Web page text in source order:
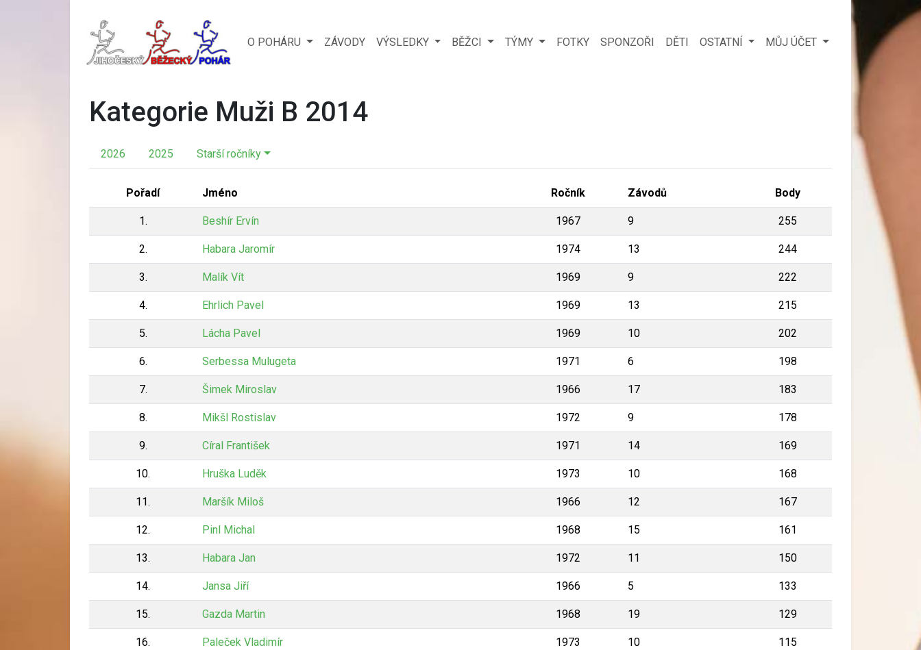
O POHÁRU ZÁVODY VÝSLEDKY BĚŽCI TÝMY FOTKY SPONZOŘI DĚTI OSTATNÍ MŮJ ÚČET
Kategorie Muži B 2014
2026 2025 Starší ročníky
Pořadí Jméno Ročník Závodů Body
1. Beshír Ervín 1967 9 255
2. Habara Jaromír 1974 13 244
3. Malík Vít 1969 9 222
4. Ehrlich Pavel 1969 13 215
5. Lácha Pavel 1969 10 202
6. Serbessa Mulugeta 1971 6 198
7. Šimek Miroslav 1966 17 183
8. Mikšl Rostislav 1972 9 178
9. Círal František 1971 14 169
10. Hruška Luděk 1973 10 168
11. Maršík Miloš 1966 12 167
12. Pinl Michal 1968 15 161
13. Habara Jan 1972 11 150
14. Jansa Jiří 1966 5 133
15. Gazda Martin 1968 19 129
16. Paleček Vladimír 1973 10 115